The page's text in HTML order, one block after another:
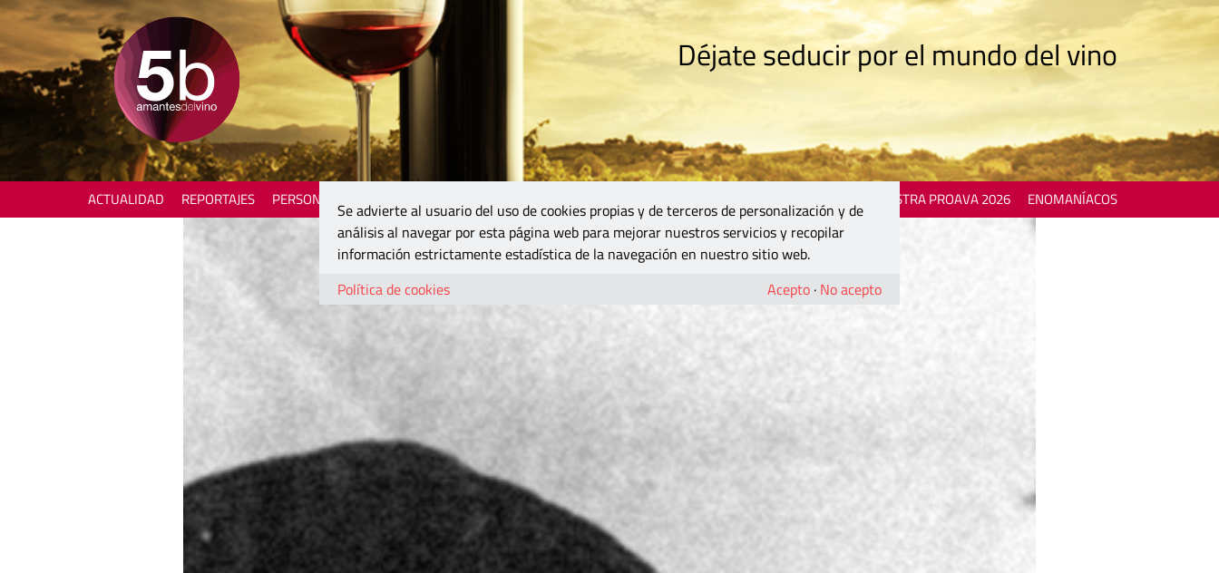
Déjate seducir por el mundo del vino
ACTUALIDAD REPORTAJES PERSONAJES MOSTRA PROAVA 2026 ENOMANÍACOS
Se advierte al usuario del uso de cookies propias y de terceros de personalización y de
análisis al navegar por esta página web para mejorar nuestros servicios y recopilar
información estrictamente estadística de la navegación en nuestro sitio web.
Política de cookies
Acepto · No acepto